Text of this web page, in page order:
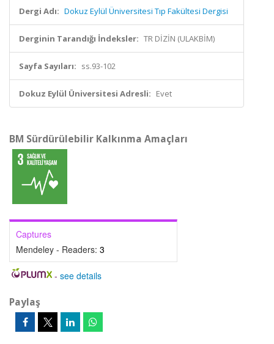
Dergi Adı: Dokuz Eylül Üniversitesi Tıp Fakültesi Dergisi
Derginin Tarandığı İndeksler: TR DİZİN (ULAKBİM)
Sayfa Sayıları: ss.93-102
Dokuz Eylül Üniversitesi Adresli: Evet
BM Sürdürülebilir Kalkınma Amaçları
Captures
Mendeley - Readers: 3
- see details
Paylaş